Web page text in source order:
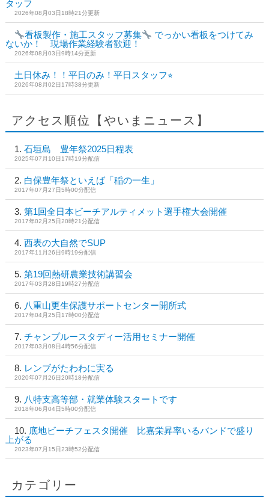
タッフ
2026年08月03日18時21分更新
看板製作・施工スタッフ募集
でっかい看板をつけてみ
ないか！ 現場作業経験者歓迎！
2026年08月03日9時14分更新
土日休み！！平日のみ！平日スタッフ⭐︎
2026年08月02日17時38分更新
アクセス順位【やいまニュース】
石垣島 豊年祭2025日程表
2025年07月10日17時19分配信
白保豊年祭といえば「稲の一生」
2017年07月27日5時00分配信
第1回全日本ビーチアルティメット選手権大会開催
2017年02月25日20時21分配信
西表の大自然でSUP
2017年11月26日9時19分配信
第19回熱研農業技術講習会
2017年03月28日19時27分配信
八重山更生保護サポートセンター開所式
2017年04月25日17時00分配信
チャンプルースタディー活用セミナー開催
2017年03月08日4時56分配信
レンブがたわわに実る
2020年07月26日20時18分配信
八特支高等部・就業体験スタートです
2018年06月04日5時00分配信
底地ビーチフェスタ開催 比嘉栄昇率いるバンドで盛り
上がる
2023年07月15日23時52分配信
カテゴリー